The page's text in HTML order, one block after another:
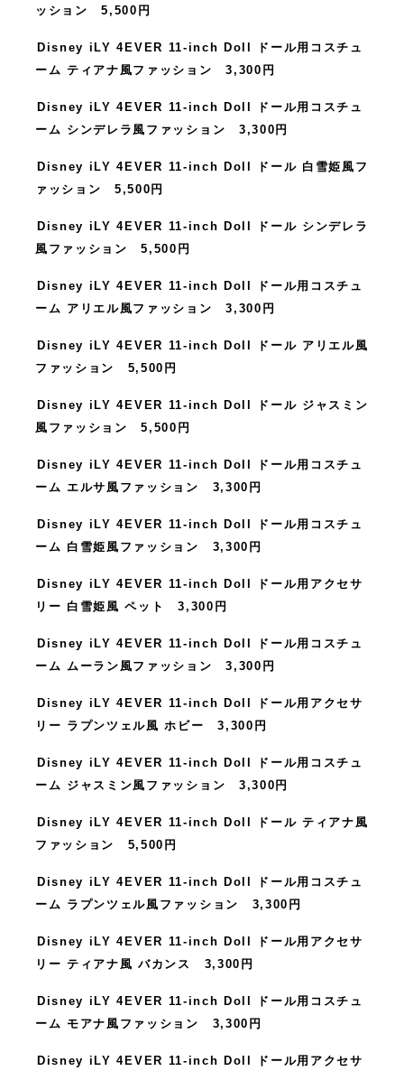
ッション 5,500円
Disney iLY 4EVER 11-inch Doll ドール用コスチュ
ーム ティアナ風ファッション 3,300円
Disney iLY 4EVER 11-inch Doll ドール用コスチュ
ーム シンデレラ風ファッション 3,300円
Disney iLY 4EVER 11-inch Doll ドール 白雪姫風フ
ァッション 5,500円
Disney iLY 4EVER 11-inch Doll ドール シンデレラ
風ファッション 5,500円
Disney iLY 4EVER 11-inch Doll ドール用コスチュ
ーム アリエル風ファッション 3,300円
Disney iLY 4EVER 11-inch Doll ドール アリエル風
ファッション 5,500円
Disney iLY 4EVER 11-inch Doll ドール ジャスミン
風ファッション 5,500円
Disney iLY 4EVER 11-inch Doll ドール用コスチュ
ーム エルサ風ファッション 3,300円
Disney iLY 4EVER 11-inch Doll ドール用コスチュ
ーム 白雪姫風ファッション 3,300円
Disney iLY 4EVER 11-inch Doll ドール用アクセサ
リー 白雪姫風 ペット 3,300円
Disney iLY 4EVER 11-inch Doll ドール用コスチュ
ーム ムーラン風ファッション 3,300円
Disney iLY 4EVER 11-inch Doll ドール用アクセサ
リー ラプンツェル風 ホビー 3,300円
Disney iLY 4EVER 11-inch Doll ドール用コスチュ
ーム ジャスミン風ファッション 3,300円
Disney iLY 4EVER 11-inch Doll ドール ティアナ風
ファッション 5,500円
Disney iLY 4EVER 11-inch Doll ドール用コスチュ
ーム ラプンツェル風ファッション 3,300円
Disney iLY 4EVER 11-inch Doll ドール用アクセサ
リー ティアナ風 バカンス 3,300円
Disney iLY 4EVER 11-inch Doll ドール用コスチュ
ーム モアナ風ファッション 3,300円
Disney iLY 4EVER 11-inch Doll ドール用アクセサ